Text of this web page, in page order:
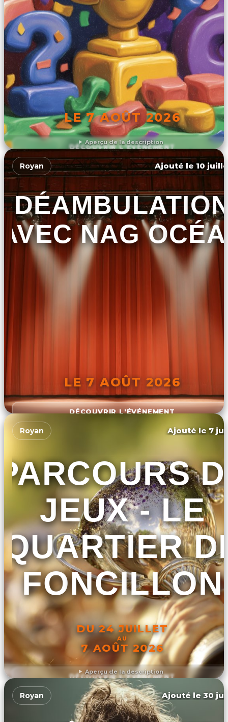
Aperçu de la description
LE 7 AOÛT 2026
DÉCOUVRIR L'ÉVÉNEMENT
Royan Ajouté le 10
AVEC NAG
LE 7 AOÛT 2026
DÉCOUVRIR L'ÉVÉNEMENT
Aperçu de la description
Royan Ajouté le 7
JEUX - LE
QUARTIER
FONCILLON
DU 24 JUILLET
AU
7 AOÛT 2026
DÉCOUVRIR L'ÉVÉNEMENT
Royan Ajouté le 30